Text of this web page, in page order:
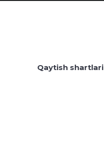
Qaytish shartlari